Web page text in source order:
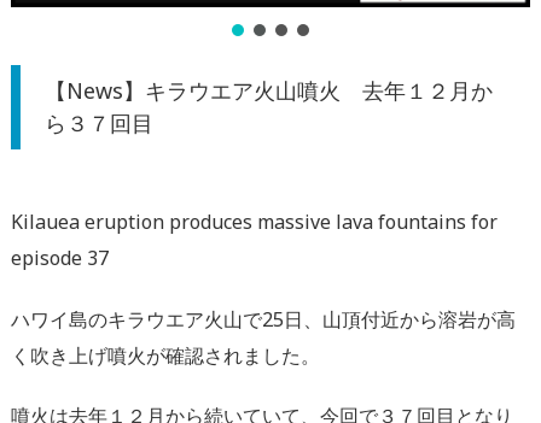
【News】キラウエア火山噴火 去年１２月か
ら３７回目
Kilauea eruption produces massive lava fountains for
episode 37
ハワイ島のキラウエア火山で25日、山頂付近から溶岩が高
く吹き上げ噴火が確認されました。
噴火は去年１２月から続いていて、今回で３７回目となり